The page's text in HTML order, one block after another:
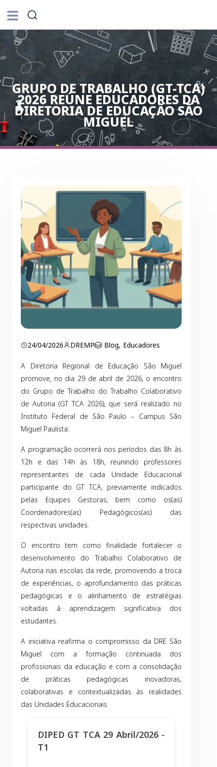
GRUPO DE TRABALHO (GT-TCA)
2026 REÚNE EDUCADORES DA
DIRETORIA DE EDUCAÇÃO SÃO
MIGUEL
24/04/2026 DREMP Blog, Educadores
A Diretoria Regional de Educação São Miguel
promove, no dia 29 de abril de 2026, o encontro
do Grupo de Trabalho do Trabalho Colaborativo
de Autoria (GT TCA 2026), que será realizado no
Instituto Federal de São Paulo – Campus São
Miguel Paulista.
A programação ocorrerá nos períodos das 8h às
12h e das 14h às 18h, reunindo professores
representantes de cada Unidade Educacional
participante do GT TCA, previamente indicados
pelas Equipes Gestoras, bem como os(as)
Coordenadores(as) Pedagógicos(as) das
respectivas unidades.
O encontro tem como finalidade fortalecer o
desenvolvimento do Trabalho Colaborativo de
Autoria nas escolas da rede, promovendo a troca
de experiências, o aprofundamento das práticas
pedagógicas e o alinhamento de estratégias
voltadas à aprendizagem significativa dos
estudantes.
A iniciativa reafirma o compromisso da DRE São
Miguel com a formação continuada dos
profissionais da educação e com a consolidação
de práticas pedagógicas inovadoras,
colaborativas e contextualizadas às realidades
das Unidades Educacionais.
DIPED GT TCA 29 Abril/2026 -
T1